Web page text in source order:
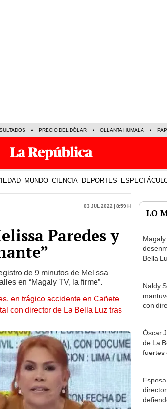
PRECIO DEL DÓLAR OLLANTA HUMALA
MUNDO CIENCIA DEPORTES
03 Jul 2022 | 8:59 h
Paredes y
de 9 minutos de Melissa
en “Magaly TV, la firme”.
en trágico accidente en Cañete
con director de La Bella Luz tras
LO
Bella
Naldy
con
bajo”
Óscar
de La
fuertes